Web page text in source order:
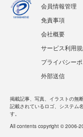
会員情報管理
免責事項
会社概要
サービス利用
プライバシー
外部送信
掲載記事、写真、イラストの無
記載されているロゴ、システム
す。
All contents copyright © 2006-